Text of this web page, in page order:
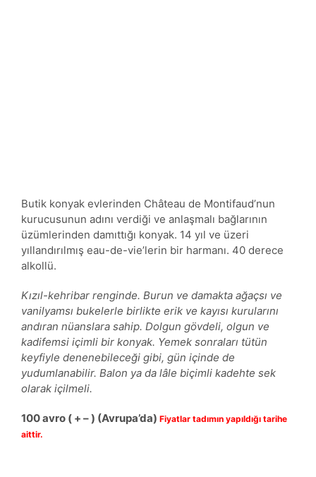
Butik konyak evlerinden Château de Montifaud’nun
kurucusunun adını verdiği ve anlaşmalı bağlarının
üzümlerinden damıttığı konyak. 14 yıl ve üzeri
yıllandırılmış eau-de-vie’lerin bir harmanı. 40 derece
alkollü.
Kızıl-kehribar renginde. Burun ve damakta ağaçsı ve
vanilyamsı bukelerle birlikte erik ve kayısı kurularını
andıran nüanslara sahip. Dolgun gövdeli, olgun ve
kadifemsi içimli bir konyak. Yemek sonraları tütün
keyfiyle denenebileceği gibi, gün içinde de
yudumlanabilir. Balon ya da lâle biçimli kadehte sek
olarak içilmeli.
100avro( + – ) (Avrupa’da) Fiyatlar tadımın yapıldığı tarihe
aittir.